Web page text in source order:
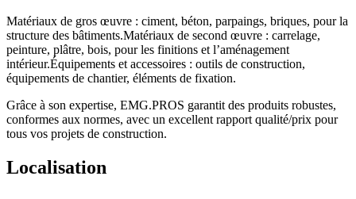
Matériaux de gros œuvre : ciment, béton, parpaings, briques, pour la
structure des bâtiments.Matériaux de second œuvre : carrelage,
peinture, plâtre, bois, pour les finitions et l’aménagement
intérieur.Équipements et accessoires : outils de construction,
équipements de chantier, éléments de fixation.
Grâce à son expertise, EMG.PROS garantit des produits robustes,
conformes aux normes, avec un excellent rapport qualité/prix pour
tous vos projets de construction.
Localisation